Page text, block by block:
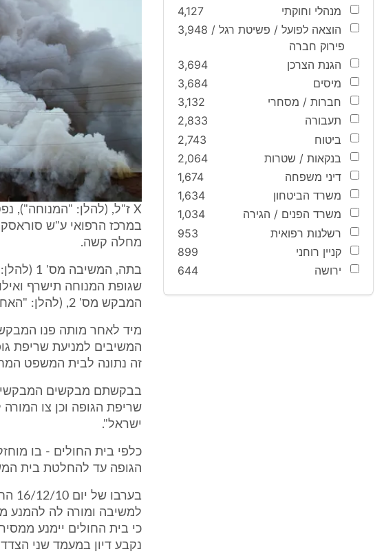
מנהלי וחוקתי
4,127
הוצאה לפועל / פשיטת רגל /
פירוק חברה
3,948
הגנת הצרכן
3,694
מיסים
3,684
חברות / מסחרי
3,132
תעבורה
2,833
ביטוח
2,743
בנקאות / שטרות
2,064
דיני משפחה
1,674
משרד הביטחון
1,634
משרד הפנים / הגירה
1,034
רשלנות רפואית
953
קניין רוחני
899
ירושה
644
מחלה קשה.
בתה,
המבקש מס' 2, (להלן: "האח" או "י’") מעוניינים שהמנוחה תיקבר בקבר ישראל.
מיד לאחר מותה פנו
המשיבים למניעת שריפת
זה נתונה לבית המשפט
בבקשתם מבקשים המבקשים
ישראל".
כלפי בית החולים - בו
הגופה עד להחלטת בית
למשיבה ומורה לה להמנע
כי בית החולים יימנע
נקבע דיון במעמד שני